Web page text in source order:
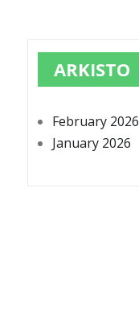
ARKISTO
February 2026
January 2026